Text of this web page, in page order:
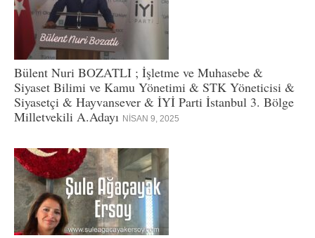
Bülent Nuri BOZATLI ; İşletme ve Muhasebe &
Siyaset Bilimi ve Kamu Yönetimi & STK Yöneticisi &
Siyasetçi & Hayvansever & İYİ Parti İstanbul 3. Bölge
Milletvekili A.Adayı NISAN 9, 2025